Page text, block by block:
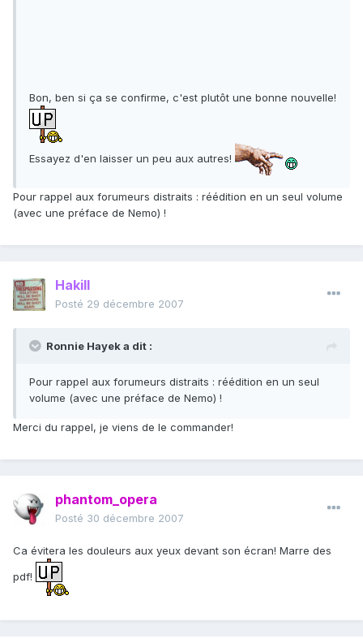
Bon, ben si ça se confirme, c'est plutôt une bonne nouvelle!
Essayez d'en laisser un peu aux autres!
Pour rappel aux forumeurs distraits : réédition en un seul volume
(avec une préface de Nemo) !
Hakill
Posté 29 décembre 2007
Ronnie Hayek a dit :
Pour rappel aux forumeurs distraits : réédition en un seul
volume (avec une préface de Nemo) !
Merci du rappel, je viens de le commander!
phantom_opera
Posté 30 décembre 2007
Ca évitera les douleurs aux yeux devant son écran! Marre des
pdf!